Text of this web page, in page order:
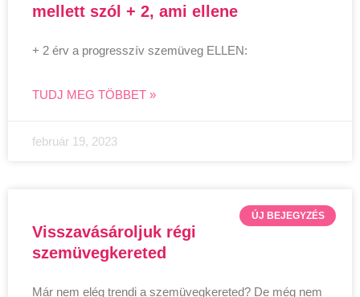
mellett szól + 2, ami ellene
+ 2 érv a progresszív szemüveg ELLEN:
TUDJ MEG TÖBBET »
február 19, 2023
ÚJ BEJEGYZÉS
Visszavásároljuk régi
szemüvegkereted
Már nem elég trendi a szemüvegkereted? De még nem